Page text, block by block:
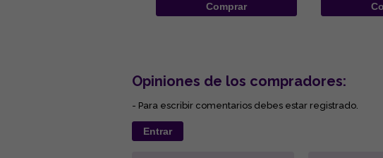
Comprar
Opiniones de los compradores:
- Para escribir comentarios debes estar registrado.
Entrar